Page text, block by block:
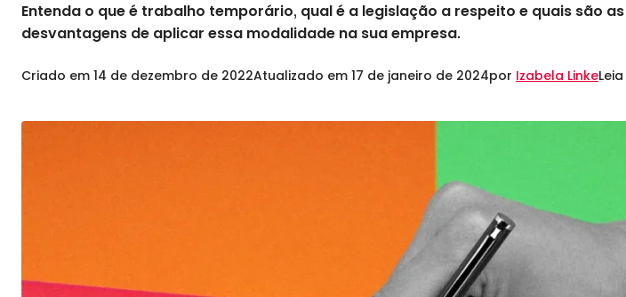
Entenda o que é trabalho temporário, qual é a legislação a respeito e quais são
desvantagens de aplicar essa modalidade na sua empresa.
Criado em 14 de dezembro de 2022Atualizado em 17 de janeiro de 2024por Izabela Linke